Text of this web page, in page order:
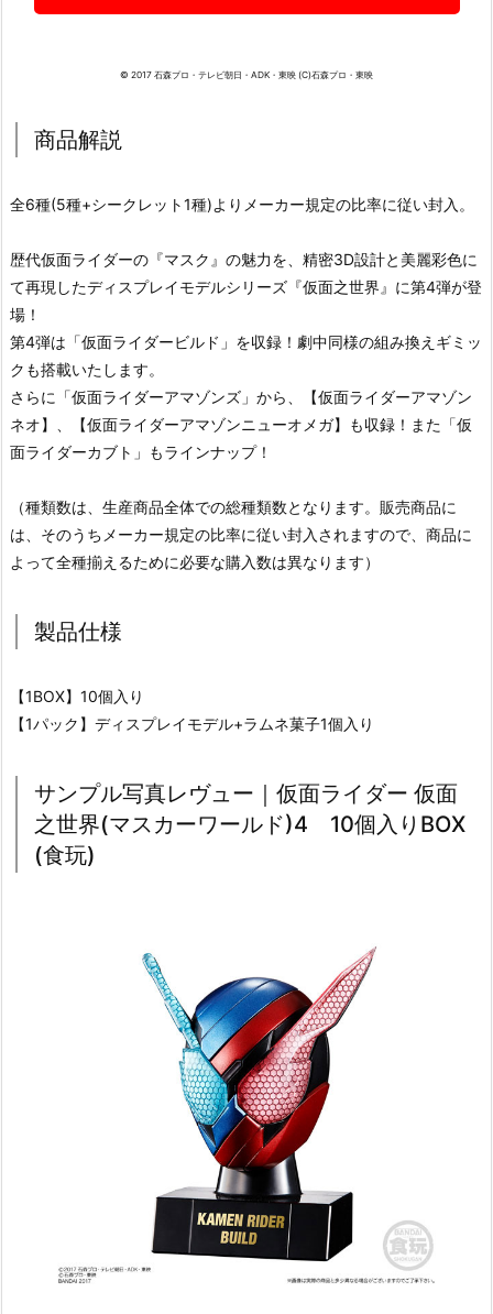
© 2017 石森プロ・テレビ朝日・ADK・東映 (C)石森プロ・東映
商品解説
全6種(5種+シークレット1種)よりメーカー規定の比率に従い封入。
歴代仮面ライダーの『マスク』の魅力を、精密3D設計と美麗彩色に
て再現したディスプレイモデルシリーズ『仮面之世界』に第4弾が登
場！
第4弾は「仮面ライダービルド」を収録！劇中同様の組み換えギミッ
クも搭載いたします。
さらに「仮面ライダーアマゾンズ」から、【仮面ライダーアマゾン
ネオ】、【仮面ライダーアマゾンニューオメガ】も収録！また「仮
面ライダーカブト」もラインナップ！
（種類数は、生産商品全体での総種類数となります。販売商品に
は、そのうちメーカー規定の比率に従い封入されますので、商品に
よって全種揃えるために必要な購入数は異なります）
製品仕様
【1BOX】10個入り
【1パック】ディスプレイモデル+ラムネ菓子1個入り
サンプル写真レヴュー｜仮面ライダー 仮面
之世界(マスカーワールド)4 10個入りBOX
(食玩)